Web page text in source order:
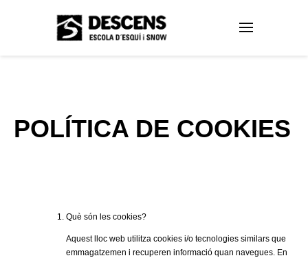
POLÍTICA DE COOKIES
Què són les cookies?
Aquest lloc web utilitza cookies i/o tecnologies similars que
emmagatzemen i recuperen informació quan navegues. En